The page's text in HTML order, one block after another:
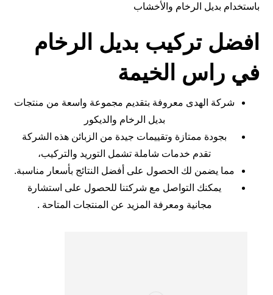
باستخدام بديل الرخام والأخشاب
افضل تركيب بديل الرخام
في راس الخيمة
شركة الهدى معروفة بتقديم مجموعة واسعة من منتجات
بديل الرخام والديكور
بجودة ممتازة وتقييمات جيدة من الزبائن​ هذه الشركة
تقدم خدمات شاملة تشمل التوريد والتركيب،
مما يضمن لك الحصول على أفضل النتائج بأسعار مناسبة.
يمكنك التواصل مع شركتنا للحصول على استشارة
مجانية ومعرفة المزيد عن المنتجات المتاحة .